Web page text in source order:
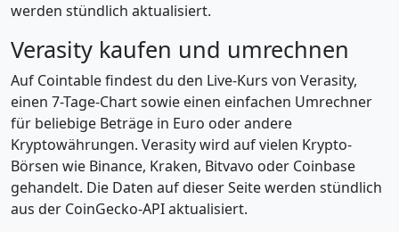
werden stündlich aktualisiert.
Verasity kaufen und umrechnen
Auf Cointable findest du den Live-Kurs von Verasity,
einen 7-Tage-Chart sowie einen einfachen Umrechner
für beliebige Beträge in Euro oder andere
Kryptowährungen. Verasity wird auf vielen Krypto-
Börsen wie Binance, Kraken, Bitvavo oder Coinbase
gehandelt. Die Daten auf dieser Seite werden stündlich
aus der CoinGecko-API aktualisiert.